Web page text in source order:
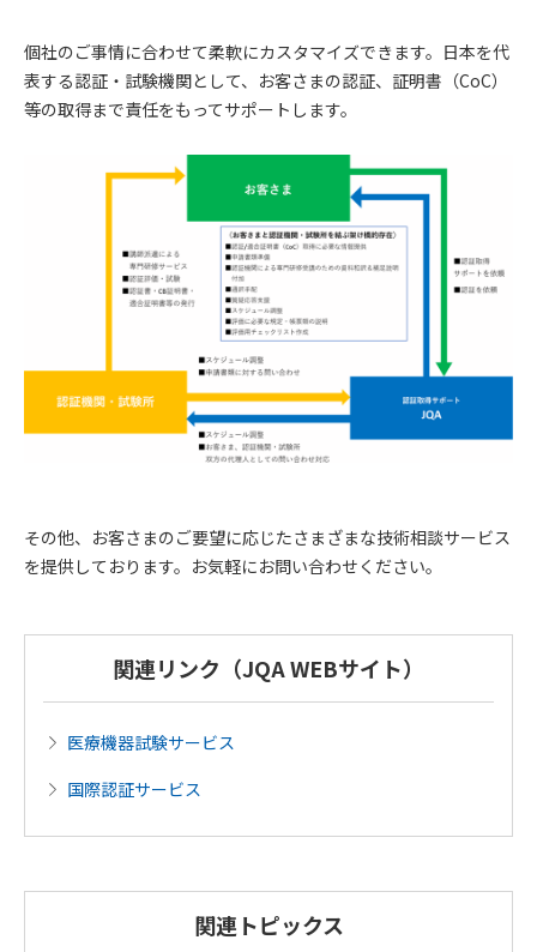
個社のご事情に合わせて柔軟にカスタマイズできます。日本を代
表する認証・試験機関として、お客さまの認証、証明書（CoC）
等の取得まで責任をもってサポートします。
その他、お客さまのご要望に応じたさまざまな技術相談サービス
を提供しております。お気軽にお問い合わせください。
関連リンク（JQA WEBサイト）
医療機器試験サービス
国際認証サービス
関連トピックス